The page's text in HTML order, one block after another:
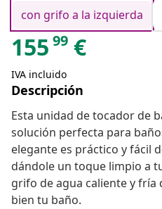
con grifo a la izquierda
155 99 €
IVA incluido
Descripción
Esta unidad de tocador de
solución perfecta para
elegante es práctico y fácil
dándole un toque limpio a
grifo de agua caliente y
bien tu baño.